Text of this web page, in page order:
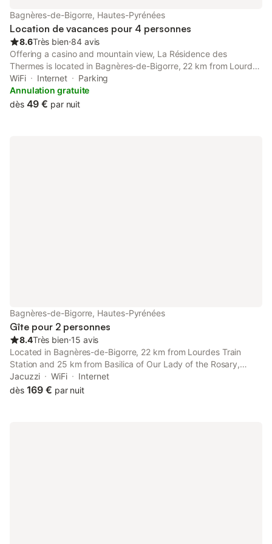
Bagnères-de-Bigorre, Hautes-Pyrénées
Location de vacances pour 4 personnes
8.6Très bien⋅84 avis
Offering a casino and mountain view, La Résidence des
Thermes is located in Bagnères-de-Bigorre, 22 km from Lourdes
Train Station and 25 km from Basilica of Our Lady of the Rosary.
WiFi Internet
Parking
Annulation gratuite
dès 49 € par nuit
Bagnères-de-Bigorre, Hautes-Pyrénées
Gîte pour 2 personnes
8.4Très bien⋅15 avis
Located in Bagnères-de-Bigorre, 22 km from Lourdes Train
Station and 25 km from Basilica of Our Lady of the Rosary,
Cœur de vie « La bulle » offers air conditioning.
Jacuzzi WiFi
Internet
dès 169 € par nuit